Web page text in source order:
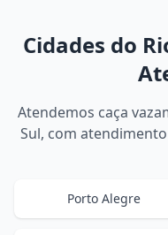
Cidades do
Atendemos caça
Sul, com
Porto Alegre